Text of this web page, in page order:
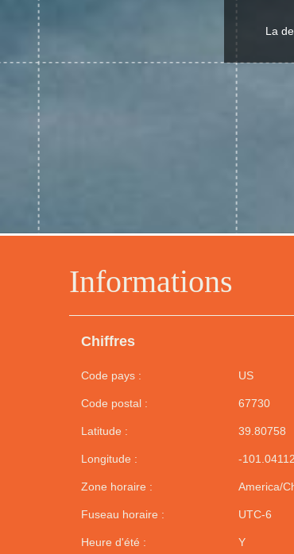
Informations
Chiffres
Code pays : US
Code postal : 67730
Latitude : 39.80758
Longitude : -101.04112
Zone horaire : America/
Fuseau horaire : UTC-6
Heure d'été : Y
La